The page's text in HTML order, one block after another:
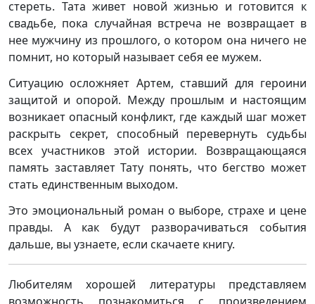
стереть. Тата живет новой жизнью и готовится к
свадьбе, пока случайная встреча не возвращает в
нее мужчину из прошлого, о котором она ничего не
помнит, но который называет себя ее мужем.
Ситуацию осложняет Артем, ставший для героини
защитой и опорой. Между прошлым и настоящим
возникает опасный конфликт, где каждый шаг может
раскрыть секрет, способный перевернуть судьбы
всех участников этой истории. Возвращающаяся
память заставляет Тату понять, что бегство может
стать единственным выходом.
Это эмоциональный роман о выборе, страхе и цене
правды. А как будут разворачиваться события
дальше, вы узнаете, если скачаете книгу.
Любителям хорошей литературы представляем